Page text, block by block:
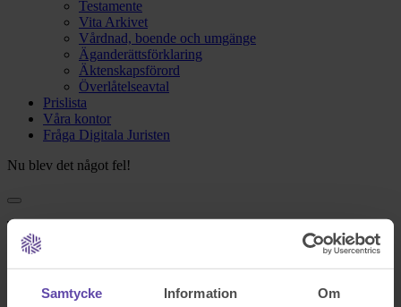
Samtycke Information Om
Testamente
Vita Arkivet
Vårdnad, boende och umgänge
Äganderättsförklaring
Äktenskapsförord
Överlåtelseavtal
Prislista
Våra kontor
Fråga Digitala Juristen
Nu blev det något fel!
Testa igen och om det fortfarande inte fungerar kontakta oss på
support@familjensjurist.se.